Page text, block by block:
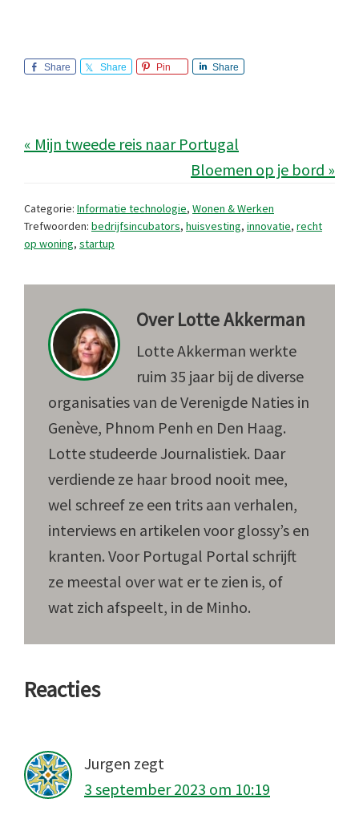
Share Share Pin Share
« Mijn tweede reis naar Portugal
Bloemen op je bord »
Categorie: Informatie technologie, Wonen & Werken
Trefwoorden: bedrijfsincubators, huisvesting, innovatie, recht
op woning, startup
OverLotte Akkerman
Lotte Akkerman werkte
ruim 35 jaar bij de diverse
organisaties van de Verenigde Naties in
Genève, Phnom Penh en Den Haag.
Lotte studeerde Journalistiek. Daar
verdiende ze haar brood nooit mee,
wel schreef ze een trits aan verhalen,
interviews en artikelen voor glossy’s en
kranten. Voor Portugal Portal schrijft
ze meestal over wat er te zien is, of
wat zich afspeelt, in de Minho.
Lees
Reacties
Jurgen zegt
3 september 2023 om 10:19